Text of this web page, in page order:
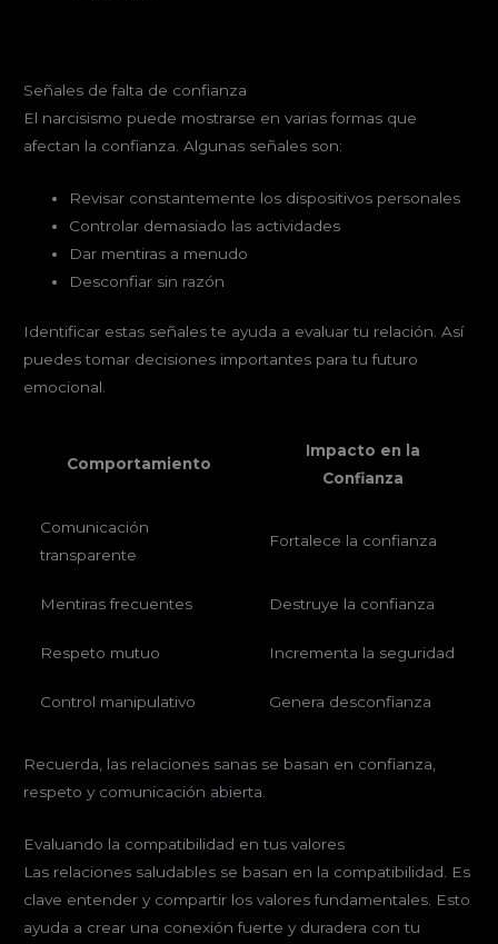
Señales de falta de confianza
El narcisismo puede mostrarse en varias formas que
afectan la confianza. Algunas señales son:
Revisar constantemente los dispositivos personales
Controlar demasiado las actividades
Dar mentiras a menudo
Desconfiar sin razón
Identificar estas señales te ayuda a evaluar tu relación. Así
puedes tomar decisiones importantes para tu futuro
emocional.
Comportamiento
Impacto en la
Confianza
Comunicación
transparente
Fortalece la confianza
Mentiras frecuentes Destruye la confianza
Respeto mutuo Incrementa la seguridad
Control manipulativo Genera desconfianza
Recuerda, las relaciones sanas se basan en confianza,
respeto y comunicación abierta.
Evaluando la compatibilidad en tus valores
Las relaciones saludables se basan en la compatibilidad. Es
clave entender y compartir los valores fundamentales. Esto
ayuda a crear una conexión fuerte y duradera con tu